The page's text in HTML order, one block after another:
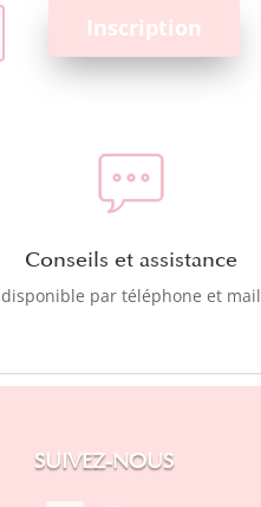
Conseils et assistance
disponible par téléphone et mail
SUIVEZ-NOUS